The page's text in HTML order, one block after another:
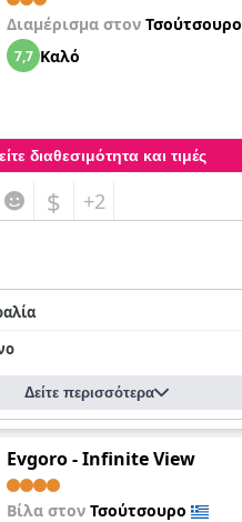
Διαμέρισμα στον Τσούτσουρο
7,7 Καλό
διαθεσιμότητα και τιμές
$ +2
Δείτε περισσότερα
Evgoro - Infinite View
Βίλα στον Τσούτσουρο